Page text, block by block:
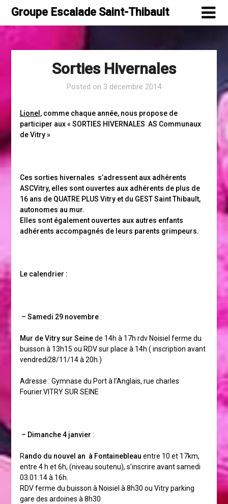
Skip
content
Groupe Escalade Saint-Thibault
Sorties Hivernales
Posted on 3 décembre 2014
Lionel , comme chaque année, nous propose de
participer aux « SORTIES HIVERNALES AS Communaux
de Vitry »
Ces sorties hivernales s’adressent aux adhérents
ASCVitry, elles sont ouvertes aux adhérents de plus de
16 ans de QUATRE PLUS Vitry et du GEST Saint Thibault,
autonomes au mur.
Elles sont également ouvertes aux autres enfants
adhérents accompagnés de leurs parents grimpeurs.
Le calendrier :
– Samedi 29 novembre:
Mur de Vitry sur Seinede 14h à 17h rdv Noisiel ferme du
buisson à 13h15 ou RDV sur place à 14h ( inscription avant
vendredi28/11/14 à 20h.)
Adresse : Gymnase du Port à l’Anglais, rue charles
Fourier.VITRY SUR SEINE
– Dimanche 4 janvier :
Rando du nouvel an à Fontainebleau entre 10 et 17km,
entre 4 h et 6h, (niveau soutenu), s’inscrire avant samedi
03.01.14 à 16h.
RDV ferme du buisson à Noisiel à 8h30 ou Vitry parking
gare des ardoines à 8h30